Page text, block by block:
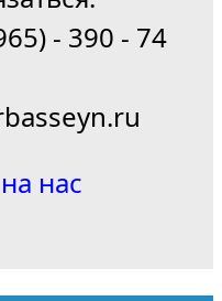
- 390 - 74
нас